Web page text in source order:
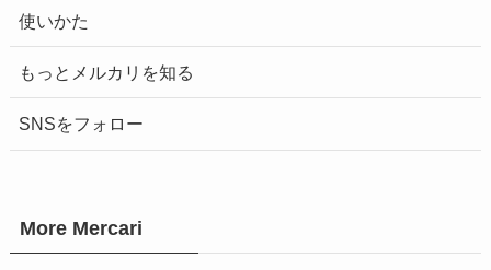
使いかた
もっとメルカリを知る
SNSをフォロー
More Mercari